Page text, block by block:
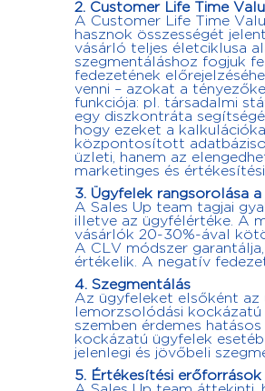
2. Customer Life Time
A Customer Life Time
hasznok összességét
vásárló teljes életciklusa
szegmentáláshoz fogjuk
fedezetének
venni – azokat a
funkciója: pl. társadalmi
egy diszkontráta
hogy ezeket a
központosított
üzleti, hanem az
marketinges és
3. Ügyfelek rangsorolása
A Sales Up team tagjai
illetve az ügyfélértéke. A
vásárlók 20-30%-ával
A CLV módszer
értékelik. A negatív
4. Szegmentálás
Az ügyfeleket elsőként az
lemorzsolódási
szemben érdemes
kockázatú ügyfelek
jelenlegi és jövőbeli
5. Értékesítési erőforrások